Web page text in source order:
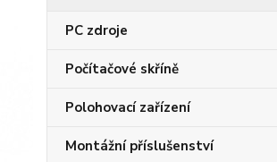
PC zdroje
Počítačové skříně
Polohovací zařízení
Montážní příslušenství